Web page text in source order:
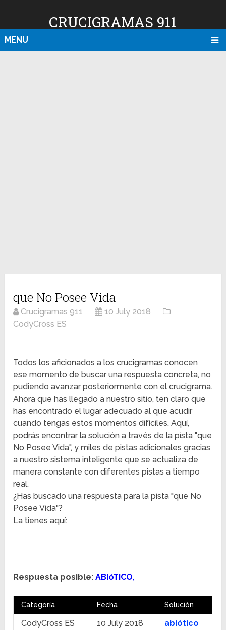
CRUCIGRAMAS 911
MENU
que No Posee Vida
Crucigramas 911
10 July 2018
CodyCross ES
Todos los aficionados a los crucigramas conocen
ese momento de buscar una respuesta concreta, no
pudiendo avanzar posteriormente con el crucigrama.
Ahora que has llegado a nuestro sitio, ten claro que
has encontrado el lugar adecuado al que acudir
cuando tengas estos momentos difíciles. Aquí,
podrás encontrar la solución a través de la pista "que
No Posee Vida", y miles de pistas adicionales gracias
a nuestro sistema inteligente que se actualiza de
manera constante con diferentes pistas a tiempo
real.
¿Has buscado una respuesta para la pista "que No
Posee Vida"?
La tienes aquí:
Respuesta posible: ABIóTICO,
Categoría Fecha Solución
CodyCross ES 10 July 2018 abiótico